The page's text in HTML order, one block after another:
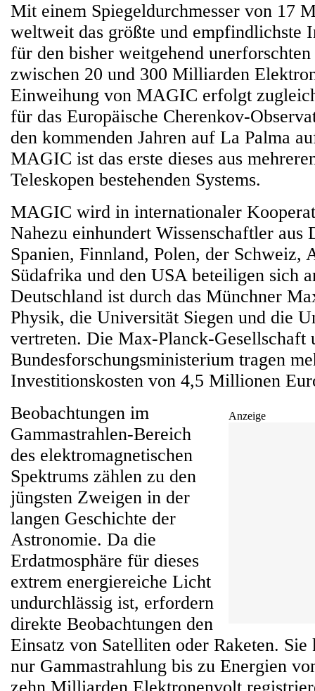
Mit einem Spiegeldurchmesser von 17
weltweit das größte und empfindlichste
für den bisher weitgehend
zwischen 20 und 300 Milliarden
Einweihung von MAGIC erfolgt
für das Europäische Cherenkov-
den kommenden Jahren auf La Palma
MAGIC ist das erste dieses aus
Teleskopen bestehenden Systems.
MAGIC wird in internationaler
Nahezu einhundert Wissenschaftler aus
Spanien, Finnland, Polen, der Schweiz,
Südafrika und den USA beteiligen sich
Deutschland ist durch das Münchner
Physik, die Universität Siegen und die
vertreten. Die Max-Planck-Gesellschaft
Bundesforschungsministerium tragen
Investitionskosten von 4,5 Millionen
Anzeige
Beobachtungen im
Gammastrahlen-Bereich
des elektromagnetischen
Spektrums zählen zu den
jüngsten Zweigen in der
langen Geschichte der
Astronomie. Da die
Erdatmosphäre für dieses
extrem energiereiche Licht
undurchlässig ist, erfordern
direkte Beobachtungen den
Einsatz von Satelliten oder Raketen.
nur Gammastrahlung bis zu Energien